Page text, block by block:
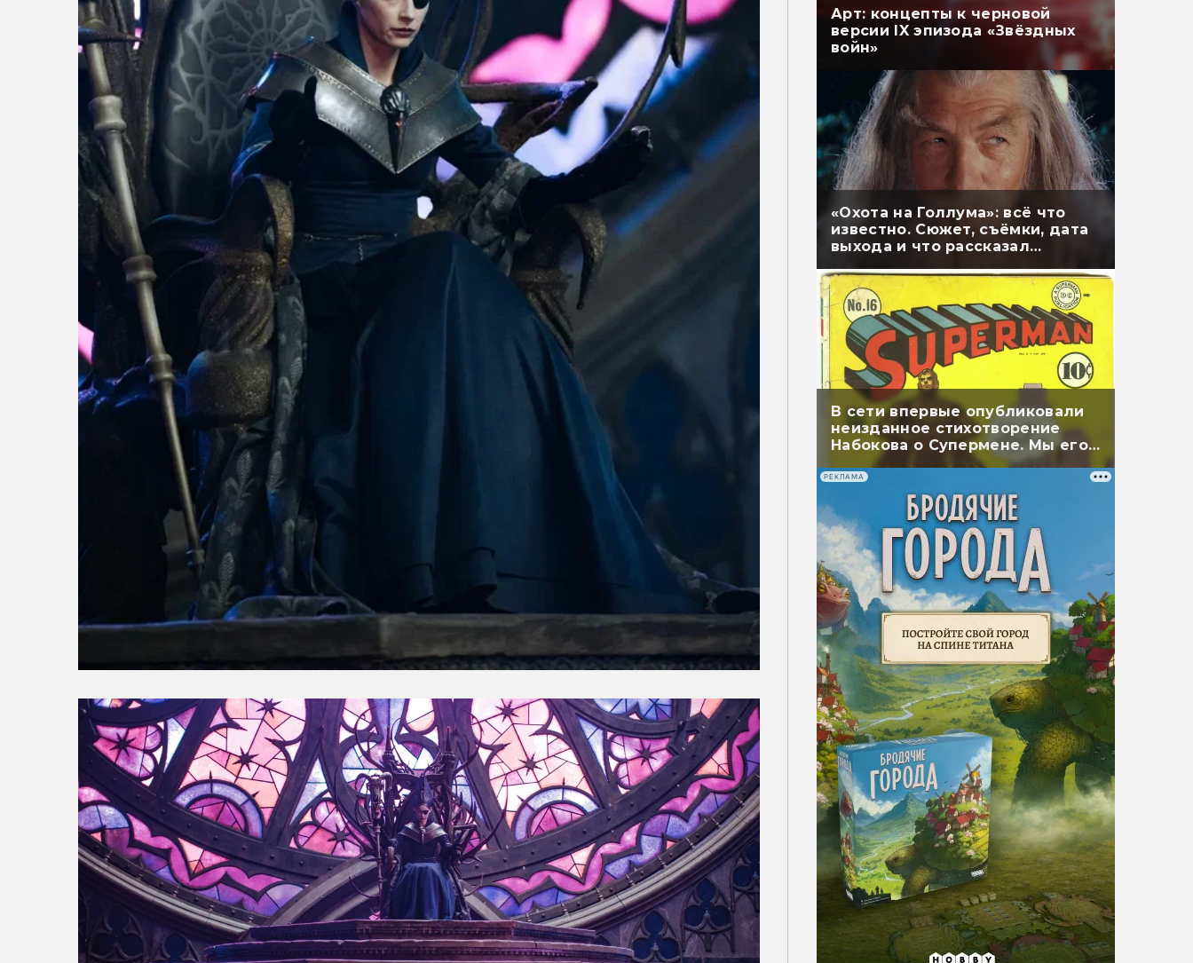
Арт: концепты к черновой
версии IX эпизода «Звёздных
войн»
«Охота на Голлума»: всё что
известно. Сюжет, съёмки, дата
выхода и что рассказал
В сети впервые опубликовали
неизданное стихотворение
Набокова о Супермене. Мы его
перевели
РЕКЛАМА